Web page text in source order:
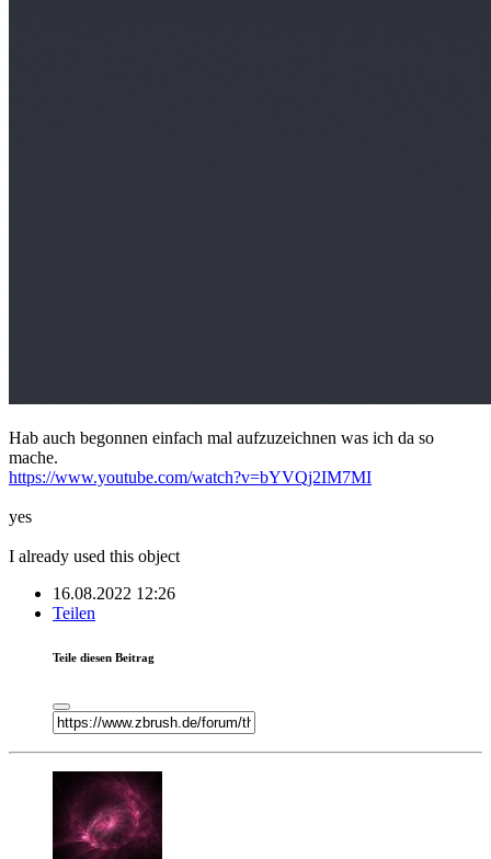
Hab auch begonnen einfach mal aufzuzeichnen was ich da so
mache.
https://www.youtube.com/watch?v=bYVQj2IM7MI
yes
I already used this object
16.08.2022 12:26
Teilen
Teile diesen Beitrag